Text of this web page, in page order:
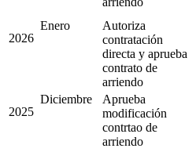
2026
Enero
Autoriza
contratación
directa y aprueba
contrato de
arriendo
2025
Diciembre
Aprueba
modificación
contrtao de
arriendo